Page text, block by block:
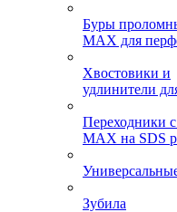
Буры
MAX для
Хвостовики и
удлинители
Переходники
MAX на SDS
Зубила